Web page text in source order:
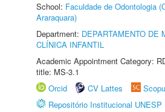
School: Faculdade de Odontologia
Araraquara)
Department: DEPARTAMENTO DE
CLÍNICA INFANTIL
Academic Appointment Category:
title: MS-3.1
Orcid
CV Lattes
Repositório Institucional UNESP